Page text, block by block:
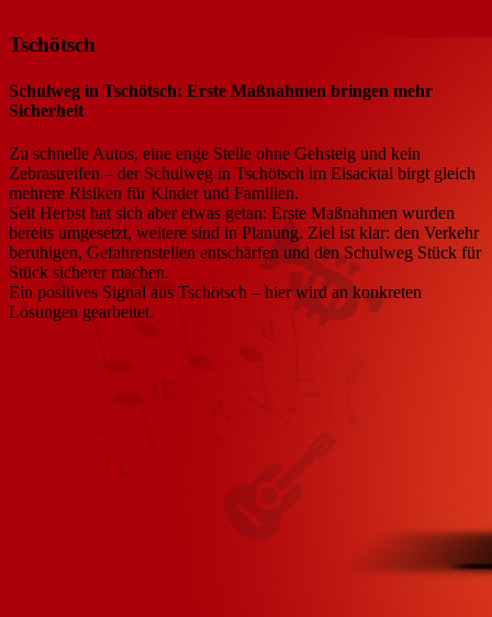
Tschötsch
Schulweg in Tschötsch: Erste Maßnahmen bringen mehr
Sicherheit
Zu schnelle Autos, eine enge Stelle ohne Gehsteig und kein
Zebrastreifen – der Schulweg in Tschötsch im Eisacktal birgt gleich
mehrere Risiken für Kinder und Familien.
Seit Herbst hat sich aber etwas getan: Erste Maßnahmen wurden
bereits umgesetzt, weitere sind in Planung. Ziel ist klar: den Verkehr
beruhigen, Gefahrenstellen entschärfen und den Schulweg Stück für
Stück sicherer machen.
Ein positives Signal aus Tschötsch – hier wird an konkreten
Lösungen gearbeitet.